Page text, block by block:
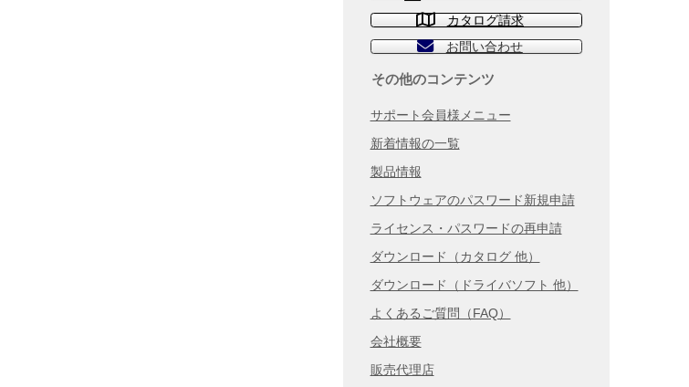
カタログ請求
お問い合わせ
その他のコンテンツ
サポート会員様メニュー
新着情報の一覧
製品情報
ソフトウェアのパスワード新規申請
ライセンス・パスワードの再申請
ダウンロード（カタログ 他）
ダウンロード（ドライバソフト 他）
よくあるご質問（FAQ）
会社概要
販売代理店